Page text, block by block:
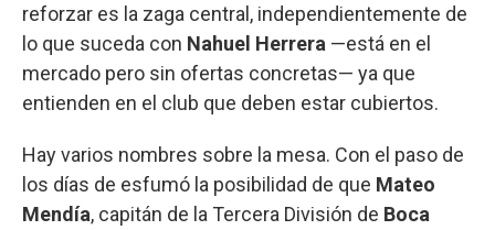
reforzar es la zaga central, independientemente de
lo que suceda con Nahuel Herrera —está en el
mercado pero sin ofertas concretas— ya que
entienden en el club que deben estar cubiertos.
Hay varios nombres sobre la mesa. Con el paso de
los días de esfumó la posibilidad de que Mateo
Mendía, capitán de la Tercera División de Boca